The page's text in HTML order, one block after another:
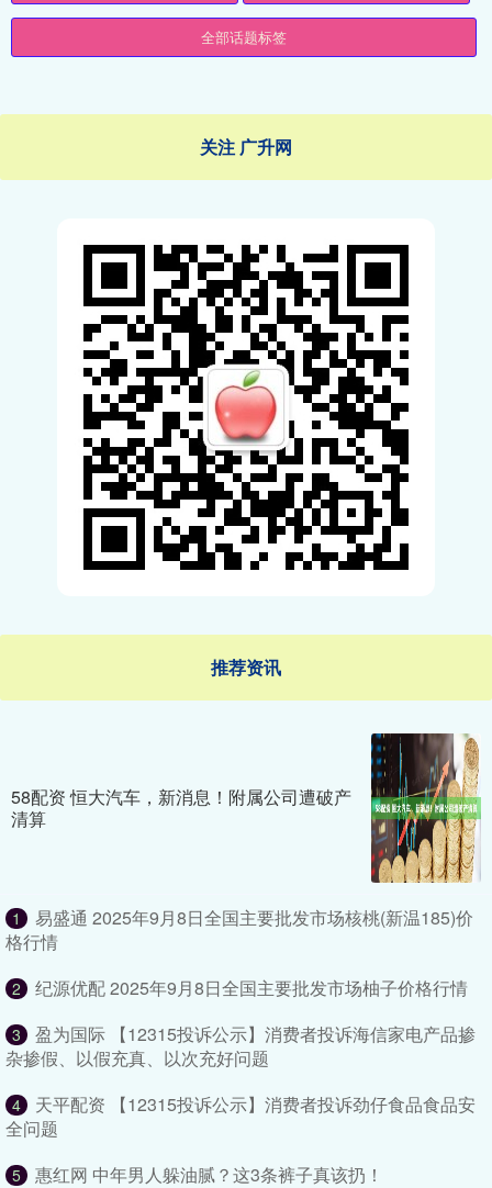
全部话题标签
关注 广升网
推荐资讯
58配资 恒大汽车，新消息！附属公司遭破产
清算
1
易盛通 2025年9月8日全国主要批发市场核桃(新温185)价
格行情
2 纪源优配 2025年9月8日全国主要批发市场柚子价格行情
3
盈为国际 【12315投诉公示】消费者投诉海信家电产品掺
杂掺假、以假充真、以次充好问题
4
天平配资 【12315投诉公示】消费者投诉劲仔食品食品安
全问题
5 惠红网 中年男人躲油腻？这3条裤子真该扔！